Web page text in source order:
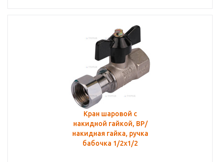
Кран шаровой с
накидной гайкой, ВР/
накидная гайка, ручка
бабочка 1/2x1/2